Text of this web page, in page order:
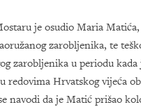
je osudio Maria
zarobljenika, te
zarobljenika u periodu kada
redovima Hrvatskog vijeća
navodi da je Matić prišao